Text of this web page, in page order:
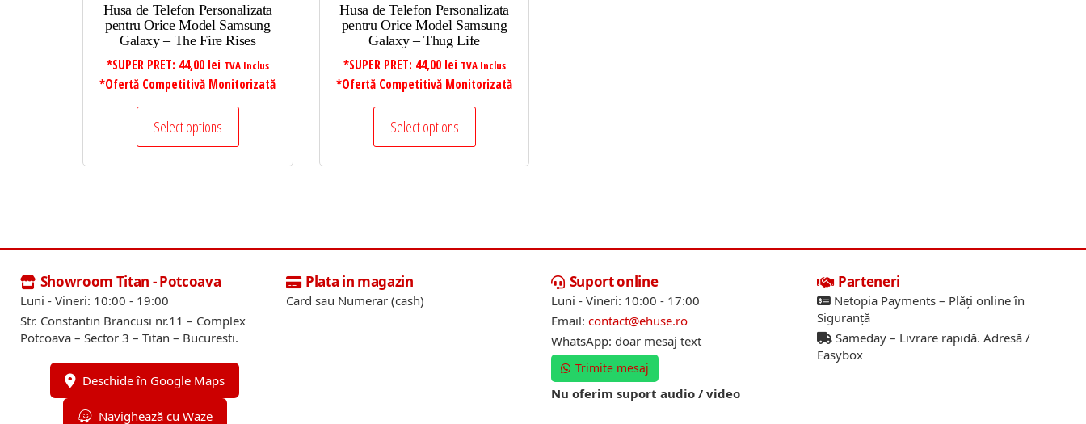
Husa de Telefon Personalizata
pentru Orice Model Samsung
Galaxy – The Fire Rises
*SUPER PRET: 44,00 lei TVA Inclus
*Ofertă Competitivă Monitorizată
Select options
Husa de Telefon Personalizata
pentru Orice Model Samsung
Galaxy – Thug Life
*SUPER PRET: 44,00 lei TVA Inclus
*Ofertă Competitivă Monitorizată
Select options
Showroom Titan - Potcoava
Luni - Vineri: 10:00 - 19:00
Str. Constantin Brancusi nr.11 – Complex
Potcoava – Sector 3 – Titan – Bucuresti.
Deschide în Google Maps
Navighează cu Waze
Plata in magazin
Card sau Numerar (cash)
Suport online
Luni - Vineri: 10:00 - 17:00
Email: contact@ehuse.ro
WhatsApp: doar mesaj text
Trimite mesaj
Nu oferim suport audio / video
Parteneri
Netopia Payments – Plăți online în
Siguranță
Sameday – Livrare rapidă. Adresă /
Easybox